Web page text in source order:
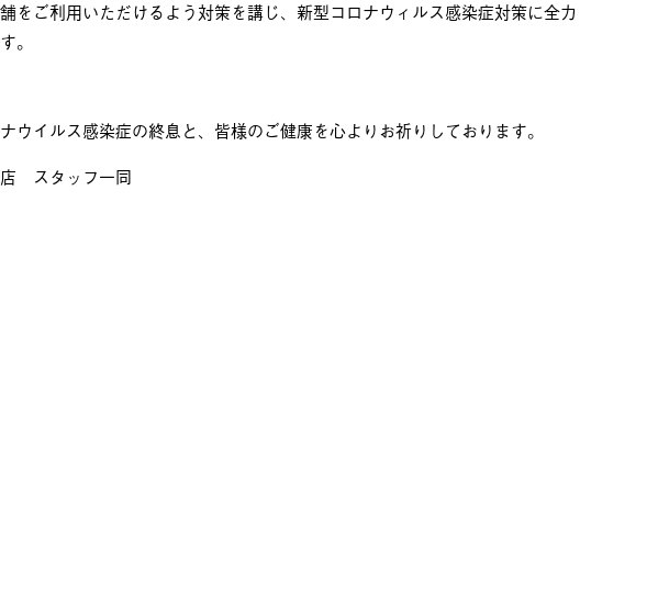
をご利用いただけるよう対策を講じ、新型コロナウィルス感染症対策に全力
。
ウイルス感染症の終息と、皆様のご健康を心よりお祈りしております。
店 スタッフ一同